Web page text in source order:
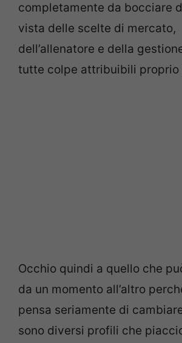
completamente da bocciare
vista delle scelte di mercato,
dell’allenatore e della
tutte colpe attribuibili proprio
Occhio quindi a quello che
da un momento all’altro
pensa seriamente di
sono diversi profili che